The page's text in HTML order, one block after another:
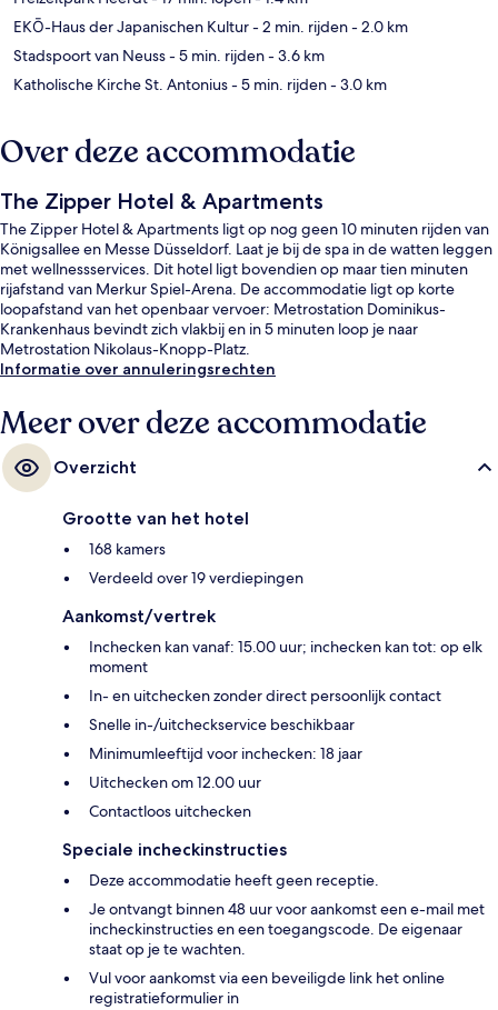
EKŌ-Haus der Japanischen Kultur- 2 min. rijden- 2.0 km
Stadspoort van Neuss- 5 min. rijden- 3.6 km
Katholische Kirche St. Antonius- 5 min. rijden- 3.0 km
Over deze accommodatie
The Zipper Hotel & Apartments
The Zipper Hotel & Apartments ligt op nog geen 10 minuten rijden van
Königsallee en Messe Düsseldorf. Laat je bij de spa in de watten leggen
met wellnessservices. Dit hotel ligt bovendien op maar tien minuten
rijafstand van Merkur Spiel-Arena. De accommodatie ligt op korte
loopafstand van het openbaar vervoer: Metrostation Dominikus-
Krankenhaus bevindt zich vlakbij en in 5 minuten loop je naar
Metrostation Nikolaus-Knopp-Platz.
Informatie over annuleringsrechten
Meer over deze accommodatie
Overzicht
Grootte van het hotel
168 kamers
Verdeeld over 19 verdiepingen
Aankomst/vertrek
Inchecken kan vanaf: 15.00 uur; inchecken kan tot: op elk
moment
In- en uitchecken zonder direct persoonlijk contact
Snelle in-/uitcheckservice beschikbaar
Minimumleeftijd voor inchecken: 18 jaar
Uitchecken om 12.00 uur
Contactloos uitchecken
Speciale incheckinstructies
Deze accommodatie heeft geen receptie.
Je ontvangt binnen 48 uur voor aankomst een e-mail met
incheckinstructies en een toegangscode. De eigenaar
staat op je te wachten.
Vul voor aankomst via een beveiligde link het online
registratieformulier in